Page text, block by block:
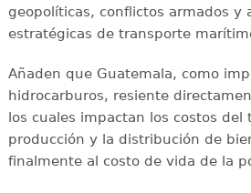
geopolíticas, conflictos armados y
estratégicas de transporte
Añaden que Guatemala, como
hidrocarburos, resiente
los cuales impactan los costos del
producción y la distribución de
finalmente al costo de vida de la